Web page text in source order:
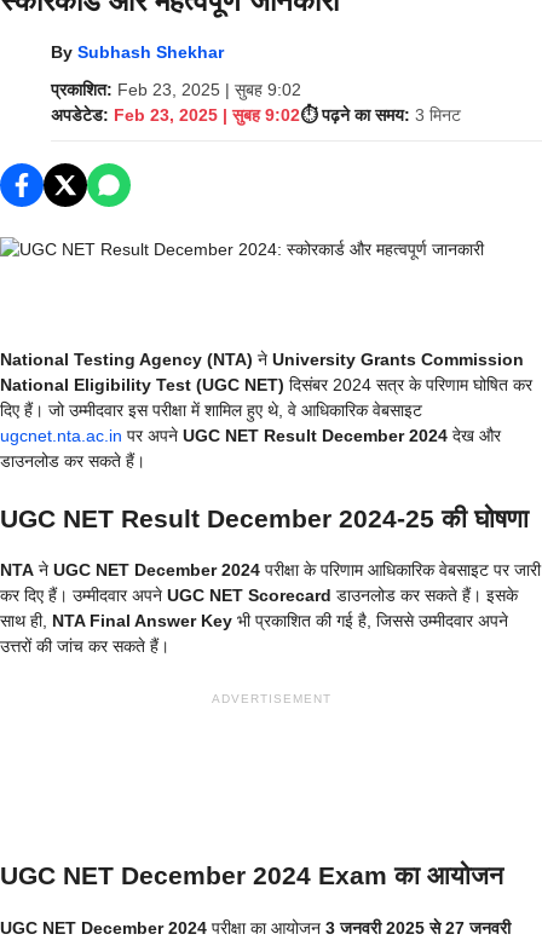
By Subhash Shekhar
प्रकाशित: Feb 23, 2025 | सुबह 9:02
अपडेटेड: Feb 23, 2025 | सुबह 9:02⏱️ पढ़ने का समय: 3 मिनट
National Testing Agency (NTA) ने University Grants Commission
National Eligibility Test (UGC NET) दिसंबर 2024 सत्र के परिणाम घोषित कर
दिए हैं। जो उम्मीदवार इस परीक्षा में शामिल हुए थे, वे आधिकारिक वेबसाइट
ugcnet.nta.ac.in पर अपने UGC NET Result December 2024 देख और
डाउनलोड कर सकते हैं।
UGC NET Result December 2024-25 की घोषणा
NTA ने UGC NET December 2024 परीक्षा के परिणाम आधिकारिक वेबसाइट पर जारी
कर दिए हैं। उम्मीदवार अपने UGC NET Scorecard डाउनलोड कर सकते हैं। इसके
साथ ही, NTA Final Answer Key भी प्रकाशित की गई है, जिससे उम्मीदवार अपने
उत्तरों की जांच कर सकते हैं।
ADVERTISEMENT
UGC NET December 2024 Exam का आयोजन
UGC NET December 2024 परीक्षा का आयोजन 3 जनवरी 2025 से 27 जनवरी